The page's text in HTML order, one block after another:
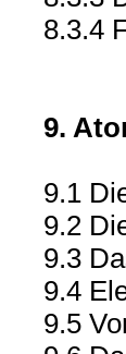
8.3.4
9.
9.1
9.2
9.3
9.4
9.5